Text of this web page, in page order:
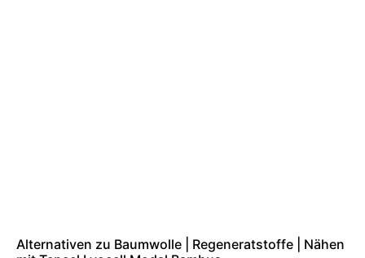
Alternativen zu Baumwolle | Regeneratstoffe | Nähen